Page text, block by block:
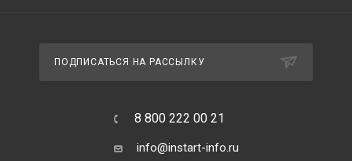
ПОДПИСАТЬСЯ НА РАССЫЛКУ
8 800 222 00 21
info@instart-info.ru